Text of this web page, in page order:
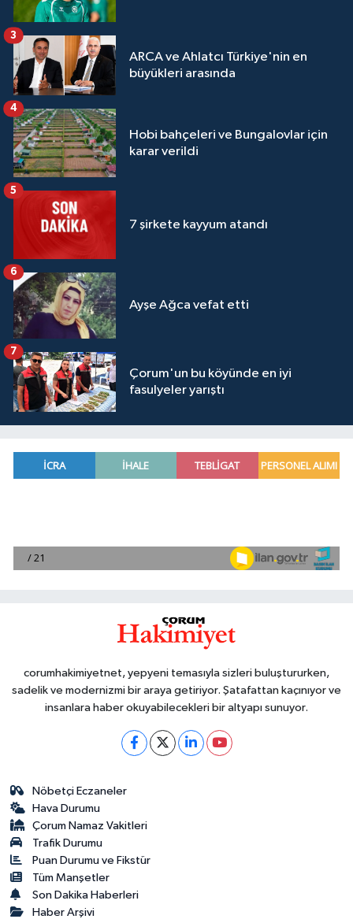
ARCA ve Ahlatcı Türkiye'nin en
büyükleri arasında
3
Hobi bahçeleri ve Bungalovlar için
karar verildi
4
7 şirkete kayyum atandı
5
Ayşe Ağca vefat etti
6
Çorum'un bu köyünde en iyi
fasulyeler yarıştı
7
corumhakimiyetnet, yepyeni temasıyla sizleri buluştururken,
sadelik ve modernizmi bir araya getiriyor. Şatafattan kaçınıyor ve
insanlara haber okuyabilecekleri bir altyapı sunuyor.
Nöbetçi Eczaneler
Hava Durumu
Çorum Namaz Vakitleri
Trafik Durumu
Puan Durumu ve Fikstür
Tüm Manşetler
Son Dakika Haberleri
Haber Arşivi